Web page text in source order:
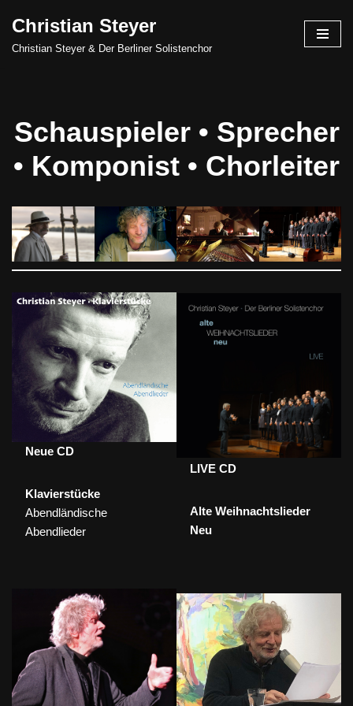
Skip
Christian Steyer
Christian Steyer & Der Berliner Solistenchor
Schauspieler • Sprecher
• Komponist • Chorleiter
Neue CD
Klavierstücke
Abendländische
Abendlieder
LIVE CD
Alte Weihnachtslieder
Neu